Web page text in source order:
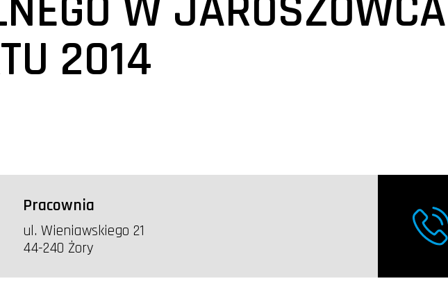
2014
Pracownia
ul. Wieniawskiego 21
44-240 Żory